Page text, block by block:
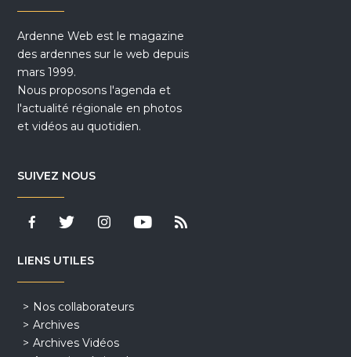
Ardenne Web est le magazine
des ardennes sur le web depuis
mars 1999.
Nous proposons l'agenda et
l'actualité régionale en photos
et vidéos au quotidien.
SUIVEZ NOUS
LIENS UTILES
Nos collaborateurs
Archives
Archives Vidéos